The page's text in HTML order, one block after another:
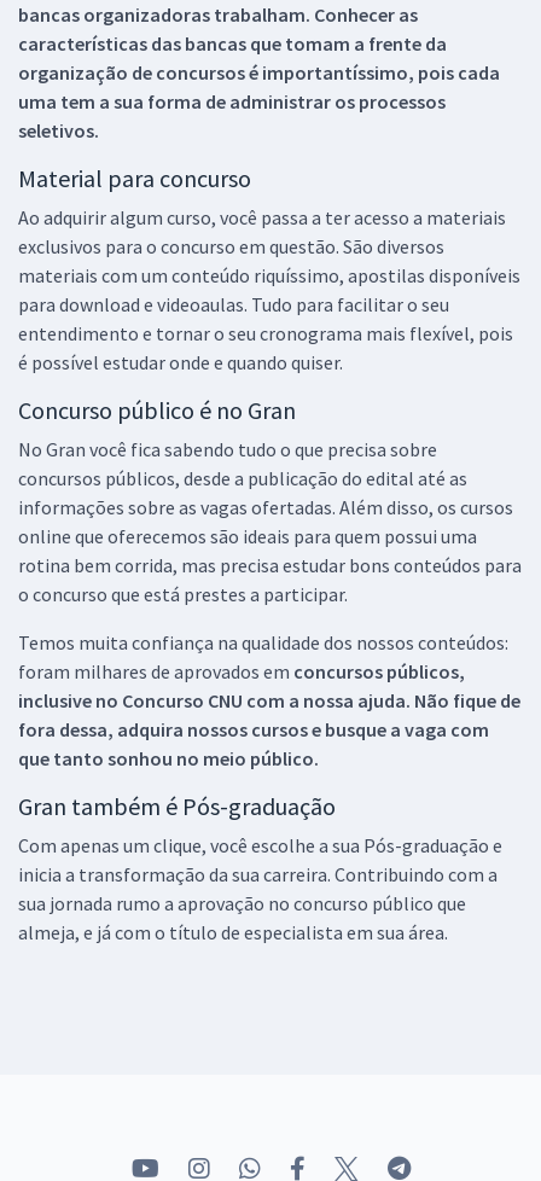
bancas organizadoras trabalham. Conhecer as
características das bancas que tomam a frente da
organização de concursos é importantíssimo, pois cada
uma tem a sua forma de administrar os processos
seletivos.
Material para concurso
Ao adquirir algum curso, você passa a ter acesso a materiais
exclusivos para o concurso em questão. São diversos
materiais com um conteúdo riquíssimo, apostilas disponíveis
para download e videoaulas. Tudo para facilitar o seu
entendimento e tornar o seu cronograma mais flexível, pois
é possível estudar onde e quando quiser.
Concurso público é no Gran
No Gran você fica sabendo tudo o que precisa sobre
concursos públicos, desde a publicação do edital até as
informações sobre as vagas ofertadas. Além disso, os cursos
online que oferecemos são ideais para quem possui uma
rotina bem corrida, mas precisa estudar bons conteúdos para
o concurso que está prestes a participar.
Temos muita confiança na qualidade dos nossos conteúdos:
foram milhares de aprovados em concursos públicos,
inclusive no Concurso CNU com a nossa ajuda. Não fique de
fora dessa, adquira nossos cursos e busque a vaga com
que tanto sonhou no meio público.
Gran também é Pós-graduação
Com apenas um clique, você escolhe a sua Pós-graduação e
inicia a transformação da sua carreira. Contribuindo com a
sua jornada rumo a aprovação no concurso público que
almeja, e já com o título de especialista em sua área.